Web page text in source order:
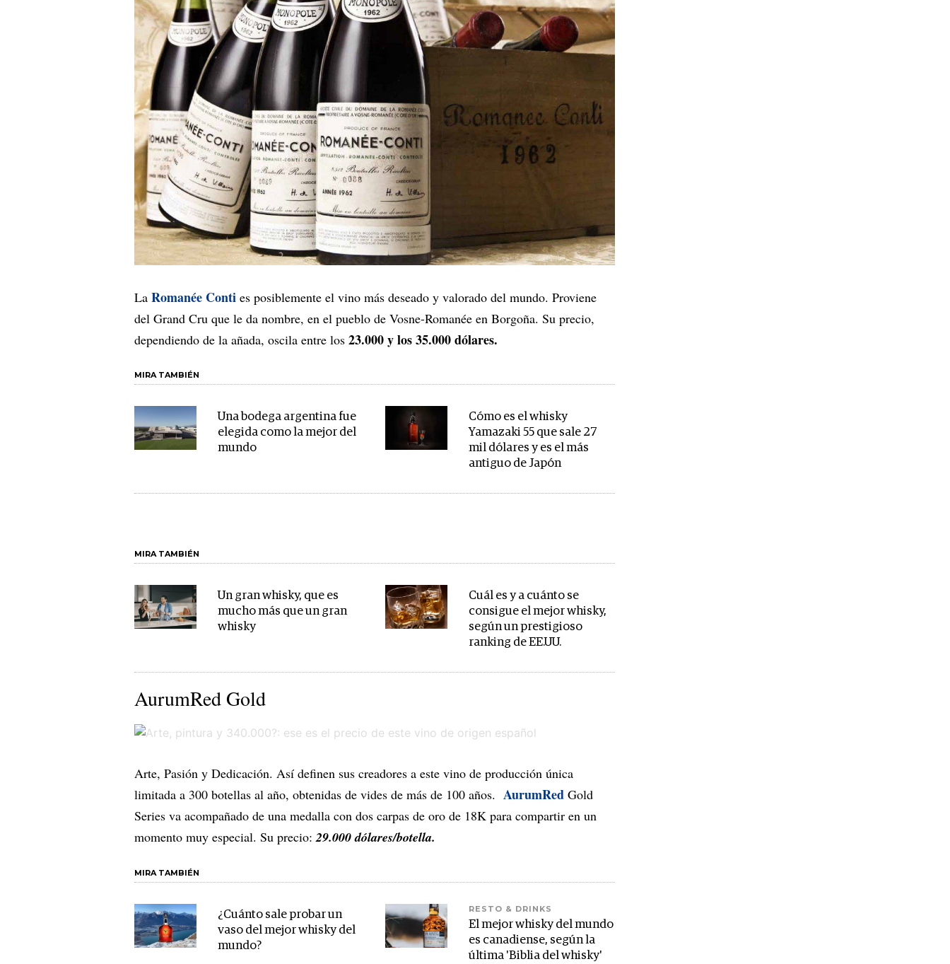
La Romanée Conti es posiblemente el vino más deseado y valorado del mundo. Proviene
del Grand Cru que le da nombre, en el pueblo de Vosne-Romanée en Borgoña. Su precio,
dependiendo de la añada, oscila entre los 23.000 y los 35.000 dólares.
MIRA TAMBIÉN
Una bodega argentina fue
elegida como la mejor del
mundo
Cómo es el whisky
Yamazaki 55 que sale 27
mil dólares y es el más
antiguo de Japón
MIRA TAMBIÉN
Un gran whisky, que es
mucho más que un gran
whisky
Cuál es y a cuánto se
consigue el mejor whisky,
según un prestigioso
ranking de EE.UU.
AurumRed Gold
Arte, Pasión y Dedicación. Así definen sus creadores a este vino de producción única
limitada a 300 botellas al año, obtenidas de vides de más de 100 años. AurumRed Gold
Series va acompañado de una medalla con dos carpas de oro de 18K para compartir en un
momento muy especial. Su precio:29.000 dólares/botella.
MIRA TAMBIÉN
¿Cuánto sale probar un
vaso del mejor whisky del
mundo?
RESTO & DRINKS
El mejor whisky del mundo
es canadiense, según la
última 'Biblia del whisky'